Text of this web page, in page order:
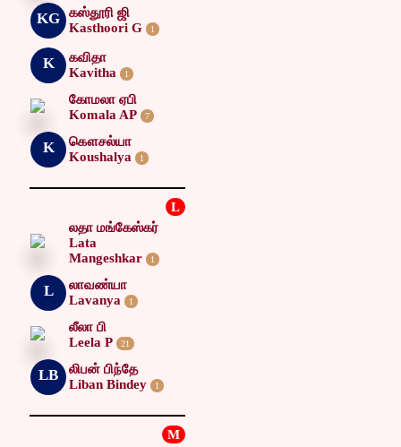
KG
கஸ்தூரி ஜி
Kasthoori G
1
K
கவிதா
Kavitha
1
கோமலா ஏபி
Komala AP
7
K
கௌசல்யா
Koushalya
1
L
லதா மங்கேஸ்கர்
Lata
Mangeshkar
1
L
லாவண்யா
Lavanya
1
லீலா பி
Leela P
21
LB
லிபன் பிந்தே
Liban Bindey
1
M